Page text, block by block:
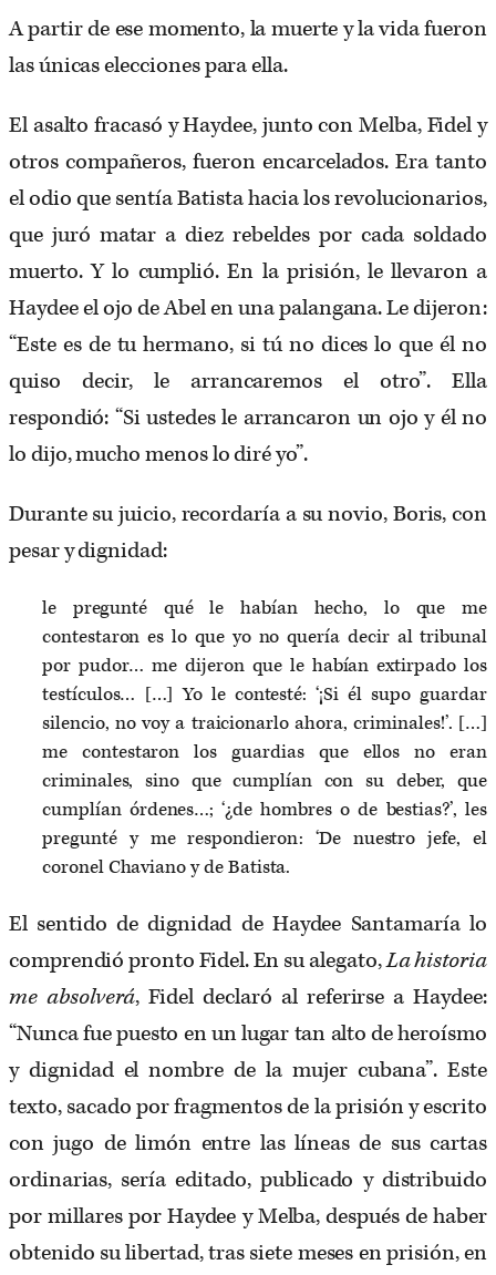
A partir de ese momento, la muerte y la vida fueron
las únicas elecciones para ella.
El asalto fracasó y Haydee, junto con Melba, Fidel y
otros compañeros, fueron encarcelados. Era tanto
el odio que sentía Batista hacia los revolucionarios,
que juró matar a diez rebeldes por cada soldado
muerto. Y lo cumplió. En la prisión, le llevaron a
Haydee el ojo de Abel en una palangana. Le dijeron:
“Este es de tu hermano, si tú no dices lo que él no
quiso decir, le arrancaremos el otro”. Ella
respondió: “Si ustedes le arrancaron un ojo y él no
lo dijo, mucho menos lo diré yo”.
Durante su juicio, recordaría a su novio, Boris, con
pesar y dignidad:
le pregunté qué le habían hecho, lo que me
contestaron es lo que yo no quería decir al tribunal
por pudor… me dijeron que le habían extirpado los
testículos… […] Yo le contesté: ‘¡Si él supo guardar
silencio, no voy a traicionarlo ahora, criminales!’. […]
me contestaron los guardias que ellos no eran
criminales, sino que cumplían con su deber, que
cumplían órdenes…; ‘¿de hombres o de bestias?’, les
pregunté y me respondieron: ‘De nuestro jefe, el
coronel Chaviano y de Batista.
El sentido de dignidad de Haydee Santamaría lo
comprendió pronto Fidel. En su alegato,La historia
me absolverá, Fidel declaró al referirse a Haydee:
“Nunca fue puesto en un lugar tan alto de heroísmo
y dignidad el nombre de la mujer cubana”. Este
texto, sacado por fragmentos de la prisión y escrito
con jugo de limón entre las líneas de sus cartas
ordinarias, sería editado, publicado y distribuido
por millares por Haydee y Melba, después de haber
obtenido su libertad, tras siete meses en prisión, en